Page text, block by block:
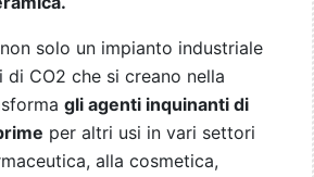
solo un impianto industriale
di CO2 che si creano nella
gli agenti inquinanti di
per altri usi in vari settori
alla cosmetica,